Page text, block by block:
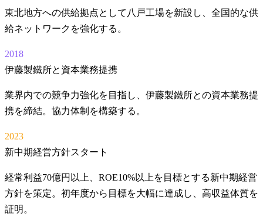
東北地方への供給拠点として八戸工場を新設し、全国的な供
給ネットワークを強化する。
2018
伊藤製鐵所と資本業務提携
業界内での競争力強化を目指し、伊藤製鐵所との資本業務提
携を締結。協力体制を構築する。
2023
新中期経営方針スタート
経常利益70億円以上、ROE10%以上を目標とする新中期経営
方針を策定。初年度から目標を大幅に達成し、高収益体質を
証明。